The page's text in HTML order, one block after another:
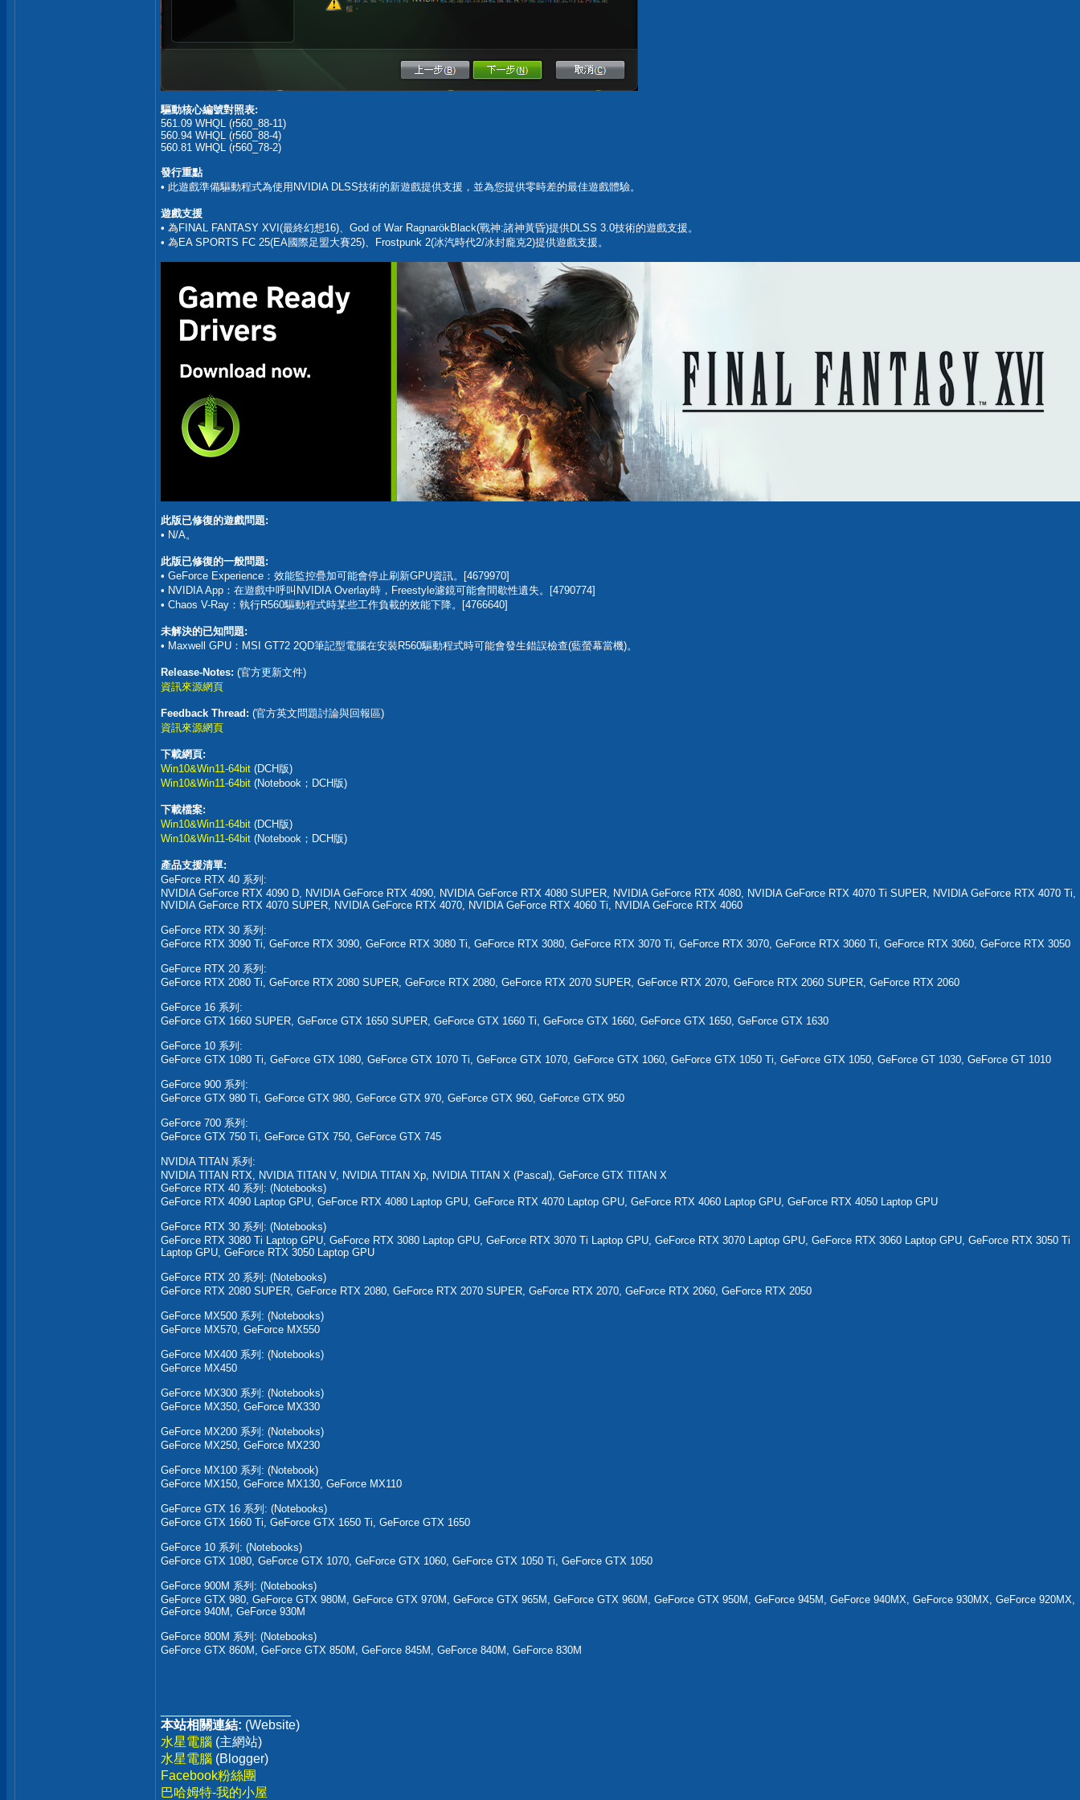
驅動核心編號對照表:
561.09 WHQL (r560_88-11)
560.94 WHQL (r560_88-4)
560.81 WHQL (r560_78-2)
發行重點
• 此遊戲準備驅動程式為使用NVIDIA DLSS技術的新遊戲提供支援，並為您提供零時差的最佳遊戲體驗。
遊戲支援
• 為FINAL FANTASY XVI(最終幻想16)、God of War RagnarökBlack(戰神:諸神黃昏)提供DLSS 3.0技術的遊戲支援。
• 為EA SPORTS FC 25(EA國際足盟大賽25)、Frostpunk 2(冰汽時代2/冰封龐克2)提供遊戲支援。
此版已修復的遊戲問題:
• N/A。
此版已修復的一般問題:
• GeForce Experience：效能監控疊加可能會停止刷新GPU資訊。[4679970]
• NVIDIA App：在遊戲中呼叫NVIDIA Overlay時，Freestyle濾鏡可能會間歇性遺失。[4790774]
• Chaos V-Ray：執行R560驅動程式時某些工作負載的效能下降。[4766640]
未解決的已知問題:
• Maxwell GPU：MSI GT72 2QD筆記型電腦在安裝R560驅動程式時可能會發生錯誤檢查(藍螢幕當機)。
Release-Notes: (官方更新文件)
資訊來源網頁
Feedback Thread: (官方英文問題討論與回報區)
資訊來源網頁
下載網頁:
Win10&Win11-64bit (DCH版)
Win10&Win11-64bit (Notebook；DCH版)
下載檔案:
Win10&Win11-64bit (DCH版)
Win10&Win11-64bit (Notebook；DCH版)
產品支援清單:
GeForce RTX 40 系列:
NVIDIA GeForce RTX 4090 D, NVIDIA GeForce RTX 4090, NVIDIA GeForce RTX 4080 SUPER, NVIDIA GeForce RTX 4080, NVIDIA GeForce RTX 4070 Ti SUPER, NVIDIA GeForce RTX 4070 Ti,
NVIDIA GeForce RTX 4070 SUPER, NVIDIA GeForce RTX 4070, NVIDIA GeForce RTX 4060 Ti, NVIDIA GeForce RTX 4060
GeForce RTX 30 系列:
GeForce RTX 3090 Ti, GeForce RTX 3090, GeForce RTX 3080 Ti, GeForce RTX 3080, GeForce RTX 3070 Ti, GeForce RTX 3070, GeForce RTX 3060 Ti, GeForce RTX 3060, GeForce RTX 3050
GeForce RTX 20 系列:
GeForce RTX 2080 Ti, GeForce RTX 2080 SUPER, GeForce RTX 2080, GeForce RTX 2070 SUPER, GeForce RTX 2070, GeForce RTX 2060 SUPER, GeForce RTX 2060
GeForce 16 系列:
GeForce GTX 1660 SUPER, GeForce GTX 1650 SUPER, GeForce GTX 1660 Ti, GeForce GTX 1660, GeForce GTX 1650, GeForce GTX 1630
GeForce 10 系列:
GeForce GTX 1080 Ti, GeForce GTX 1080, GeForce GTX 1070 Ti, GeForce GTX 1070, GeForce GTX 1060, GeForce GTX 1050 Ti, GeForce GTX 1050, GeForce GT 1030, GeForce GT 1010
GeForce 900 系列:
GeForce GTX 980 Ti, GeForce GTX 980, GeForce GTX 970, GeForce GTX 960, GeForce GTX 950
GeForce 700 系列:
GeForce GTX 750 Ti, GeForce GTX 750, GeForce GTX 745
NVIDIA TITAN 系列:
NVIDIA TITAN RTX, NVIDIA TITAN V, NVIDIA TITAN Xp, NVIDIA TITAN X (Pascal), GeForce GTX TITAN X
GeForce RTX 40 系列: (Notebooks)
GeForce RTX 4090 Laptop GPU, GeForce RTX 4080 Laptop GPU, GeForce RTX 4070 Laptop GPU, GeForce RTX 4060 Laptop GPU, GeForce RTX 4050 Laptop GPU
GeForce RTX 30 系列: (Notebooks)
GeForce RTX 3080 Ti Laptop GPU, GeForce RTX 3080 Laptop GPU, GeForce RTX 3070 Ti Laptop GPU, GeForce RTX 3070 Laptop GPU, GeForce RTX 3060 Laptop GPU, GeForce RTX 3050 Ti
Laptop GPU, GeForce RTX 3050 Laptop GPU
GeForce RTX 20 系列: (Notebooks)
GeForce RTX 2080 SUPER, GeForce RTX 2080, GeForce RTX 2070 SUPER, GeForce RTX 2070, GeForce RTX 2060, GeForce RTX 2050
GeForce MX500 系列: (Notebooks)
GeForce MX570, GeForce MX550
GeForce MX400 系列: (Notebooks)
GeForce MX450
GeForce MX300 系列: (Notebooks)
GeForce MX350, GeForce MX330
GeForce MX200 系列: (Notebooks)
GeForce MX250, GeForce MX230
GeForce MX100 系列: (Notebook)
GeForce MX150, GeForce MX130, GeForce MX110
GeForce GTX 16 系列: (Notebooks)
GeForce GTX 1660 Ti, GeForce GTX 1650 Ti, GeForce GTX 1650
GeForce 10 系列: (Notebooks)
GeForce GTX 1080, GeForce GTX 1070, GeForce GTX 1060, GeForce GTX 1050 Ti, GeForce GTX 1050
GeForce 900M 系列: (Notebooks)
GeForce GTX 980, GeForce GTX 980M, GeForce GTX 970M, GeForce GTX 965M, GeForce GTX 960M, GeForce GTX 950M, GeForce 945M, GeForce 940MX, GeForce 930MX, GeForce 920MX,
GeForce 940M, GeForce 930M
GeForce 800M 系列: (Notebooks)
GeForce GTX 860M, GeForce GTX 850M, GeForce 845M, GeForce 840M, GeForce 830M
本站相關連結: (Website)
水星電腦 (主網站)
水星電腦 (Blogger)
Facebook粉絲團
巴哈姆特-我的小屋